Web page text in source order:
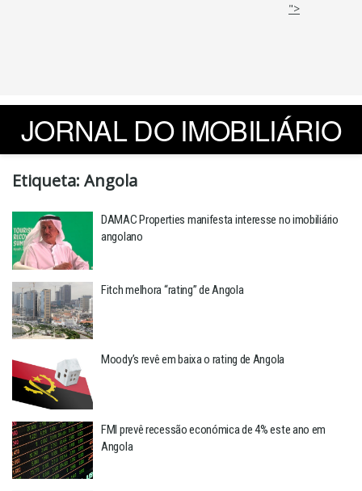
">
JORNAL DO IMOBILIÁRIO
Etiqueta: Angola
DAMAC Properties manifesta interesse no imobiliário
angolano
Fitch melhora “rating” de Angola
Moody’s revê em baixa o rating de Angola
FMI prevê recessão económica de 4% este ano em
Angola